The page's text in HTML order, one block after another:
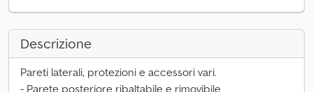
Descrizione
Pareti laterali, protezioni e accessori vari.
- Parete posteriore ribaltabile e rimovibile